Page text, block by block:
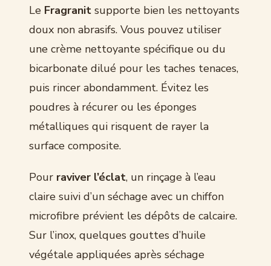
Le Fragranit supporte bien les nettoyants
doux non abrasifs. Vous pouvez utiliser
une crème nettoyante spécifique ou du
bicarbonate dilué pour les taches tenaces,
puis rincer abondamment. Évitez les
poudres à récurer ou les éponges
métalliques qui risquent de rayer la
surface composite.
Pour raviver l’éclat, un rinçage à l’eau
claire suivi d’un séchage avec un chiffon
microfibre prévient les dépôts de calcaire.
Sur l’inox, quelques gouttes d’huile
végétale appliquées après séchage